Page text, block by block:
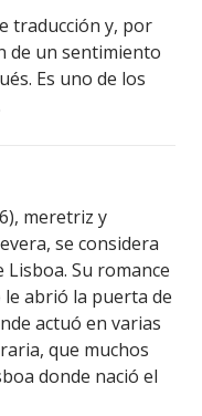
traducción y, por
de un sentimiento
Es uno de los
meretriz y
se considera
Su romance
le abrió la puerta de
actuó en varias
que muchos
donde nació el